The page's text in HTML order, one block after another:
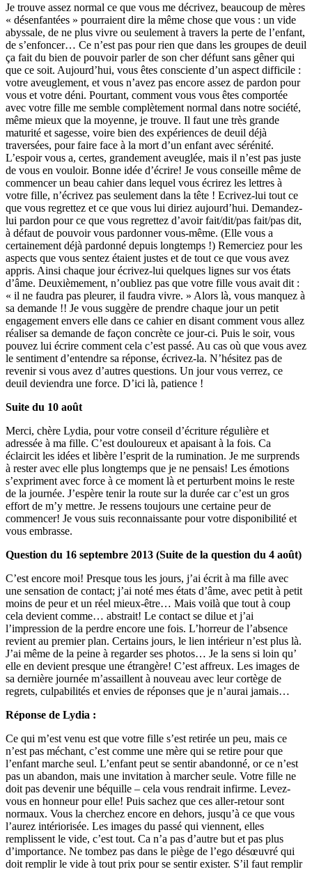
Je trouve assez normal ce que vous me décrivez, beaucoup de mères
« désenfantées » pourraient dire la même chose que vous : un vide
abyssale, de ne plus vivre ou seulement à travers la perte de l’enfant,
de s’enfoncer… Ce n’est pas pour rien que dans les groupes de deuil
ça fait du bien de pouvoir parler de son cher défunt sans gêner qui
que ce soit. Aujourd’hui, vous êtes consciente d’un aspect difficile :
votre aveuglement, et vous n’avez pas encore assez de pardon pour
vous et votre déni. Pourtant, comment vous vous êtes comportée
avec votre fille me semble complètement normal dans notre société,
même mieux que la moyenne, je trouve. Il faut une très grande
maturité et sagesse, voire bien des expériences de deuil déjà
traversées, pour faire face à la mort d’un enfant avec sérénité.
L’espoir vous a, certes, grandement aveuglée, mais il n’est pas juste
de vous en vouloir. Bonne idée d’écrire! Je vous conseille même de
commencer un beau cahier dans lequel vous écrirez les lettres à
votre fille, n’écrivez pas seulement dans la tête ! Ecrivez-lui tout ce
que vous regrettez et ce que vous lui diriez aujourd’hui. Demandez-
lui pardon pour ce que vous regrettez d’avoir fait/dit/pas fait/pas dit,
à défaut de pouvoir vous pardonner vous-même. (Elle vous a
certainement déjà pardonné depuis longtemps !) Remerciez pour les
aspects que vous sentez étaient justes et de tout ce que vous avez
appris. Ainsi chaque jour écrivez-lui quelques lignes sur vos états
d’âme. Deuxièmement, n’oubliez pas que votre fille vous avait dit :
« il ne faudra pas pleurer, il faudra vivre. » Alors là, vous manquez à
sa demande !! Je vous suggère de prendre chaque jour un petit
engagement envers elle dans ce cahier en disant comment vous allez
réaliser sa demande de façon concrète ce jour-ci. Puis le soir, vous
pouvez lui écrire comment cela c’est passé. Au cas où que vous avez
le sentiment d’entendre sa réponse, écrivez-la. N’hésitez pas de
revenir si vous avez d’autres questions. Un jour vous verrez, ce
deuil deviendra une force. D’ici là, patience !
Suite du 10 août
Merci, chère Lydia, pour votre conseil d’écriture régulière et
adressée à ma fille. C’est douloureux et apaisant à la fois. Ca
éclaircit les idées et libère l’esprit de la rumination. Je me surprends
à rester avec elle plus longtemps que je ne pensais! Les émotions
s’expriment avec force à ce moment là et perturbent moins le reste
de la journée. J’espère tenir la route sur la durée car c’est un gros
effort de m’y mettre. Je ressens toujours une certaine peur de
commencer! Je vous suis reconnaissante pour votre disponibilité et
vous embrasse.
Question du 16 septembre 2013 (Suite de la question du 4 août)
C’est encore moi! Presque tous les jours, j’ai écrit à ma fille avec
une sensation de contact; j’ai noté mes états d’âme, avec petit à petit
moins de peur et un réel mieux-être… Mais voilà que tout à coup
cela devient comme… abstrait! Le contact se dilue et j’ai
l’impression de la perdre encore une fois. L’horreur de l’absence
revient au premier plan. Certains jours, le lien intérieur n’est plus là.
J’ai même de la peine à regarder ses photos… Je la sens si loin qu’
elle en devient presque une étrangère! C’est affreux. Les images de
sa dernière journée m’assaillent à nouveau avec leur cortège de
regrets, culpabilités et envies de réponses que je n’aurai jamais…
Réponse de Lydia :
Ce qui m’est venu est que votre fille s’est retirée un peu, mais ce
n’est pas méchant, c’est comme une mère qui se retire pour que
l’enfant marche seul. L’enfant peut se sentir abandonné, or ce n’est
pas un abandon, mais une invitation à marcher seule. Votre fille ne
doit pas devenir une béquille – cela vous rendrait infirme. Levez-
vous en honneur pour elle! Puis sachez que ces aller-retour sont
normaux. Vous la cherchez encore en dehors, jusqu’à ce que vous
l’aurez intériorisée. Les images du passé qui viennent, elles
remplissent le vide, c’est tout. Ca n’a pas d’autre but et pas plus
d’importance. Ne tombez pas dans le piège de l’ego désœuvré qui
doit remplir le vide à tout prix pour se sentir exister. S’il faut remplir